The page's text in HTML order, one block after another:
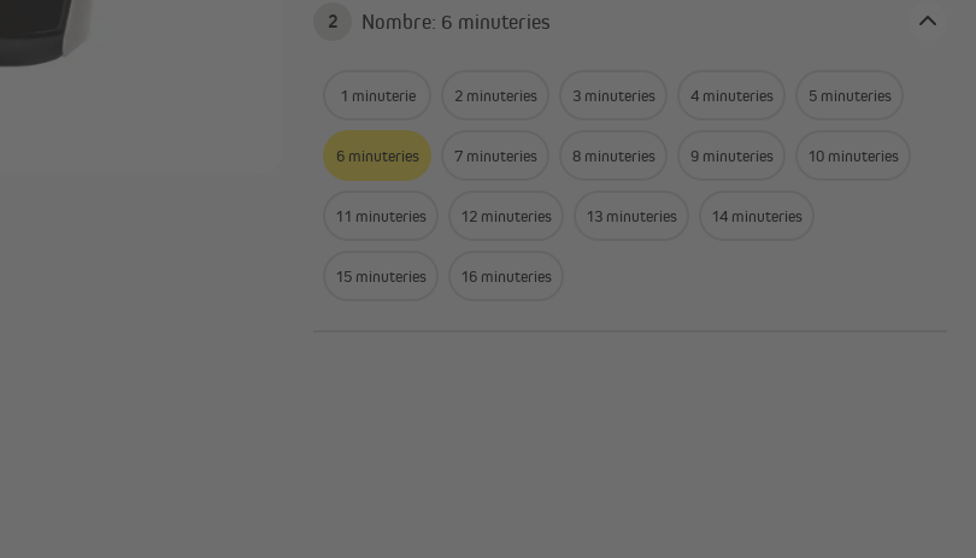
2 Nombre: 6 minuteries
1 minuterie 2 minuteries 3 minuteries 4 minuteries 5 minuteries
6 minuteries 7 minuteries 8 minuteries 9 minuteries 10 minuteries
11 minuteries 12 minuteries 13 minuteries 14 minuteries
15 minuteries 16 minuteries